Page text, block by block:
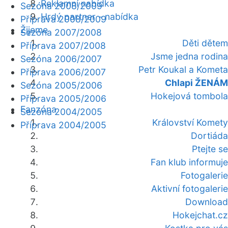
Reklamní nabídka
Hrdý partner - nabídka
Žijeme
Děti dětem
Jsme jedna rodina
Petr Koukal a Kometa
Chlapi ŽENÁM
Hokejová tombola
Fanzóna
Království Komety
Dortiáda
Ptejte se
Fan klub informuje
Fotogalerie
Aktivní fotogalerie
Download
Hokejchat.cz
Sezóna 2008/2009
Příprava 2008/2009
Sezóna 2007/2008
Příprava 2007/2008
Sezóna 2006/2007
Příprava 2006/2007
Sezóna 2005/2006
Příprava 2005/2006
Sezóna 2004/2005
Příprava 2004/2005